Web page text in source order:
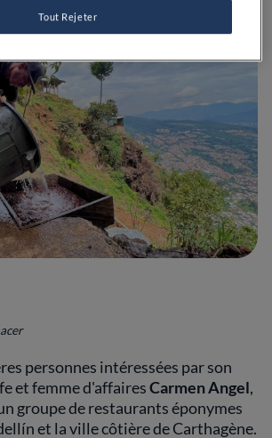
personnes intéressées par son
et femme d'affairesCarmen Angel,
groupe de restaurants éponymes
et la ville côtière de Carthagène.
Tout Rejeter